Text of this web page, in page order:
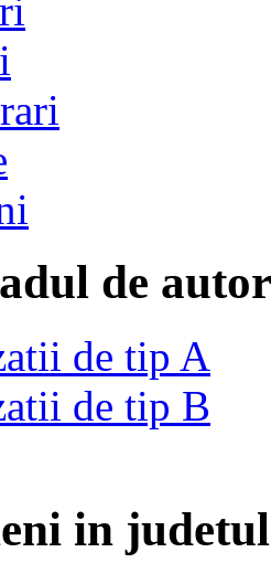
de
de tip A
de tip B
in